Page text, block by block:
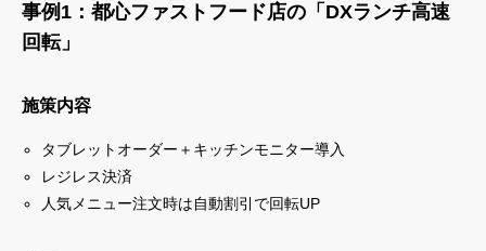
事例1：都心ファストフード店の「DXランチ高速
回転」
施策内容
タブレットオーダー＋キッチンモニター導入
レジレス決済
人気メニュー注文時は自動割引で回転UP